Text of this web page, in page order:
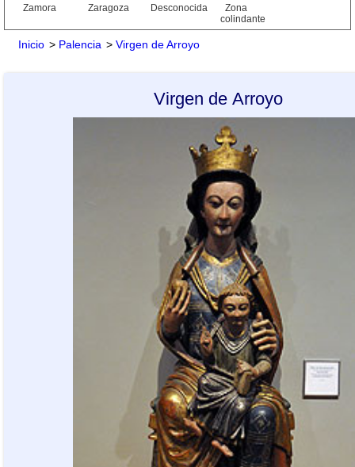
Zamora
Zaragoza Desconocida
Zona
colindante
Inicio > Palencia > Virgen de Arroyo
Virgen de Arroyo